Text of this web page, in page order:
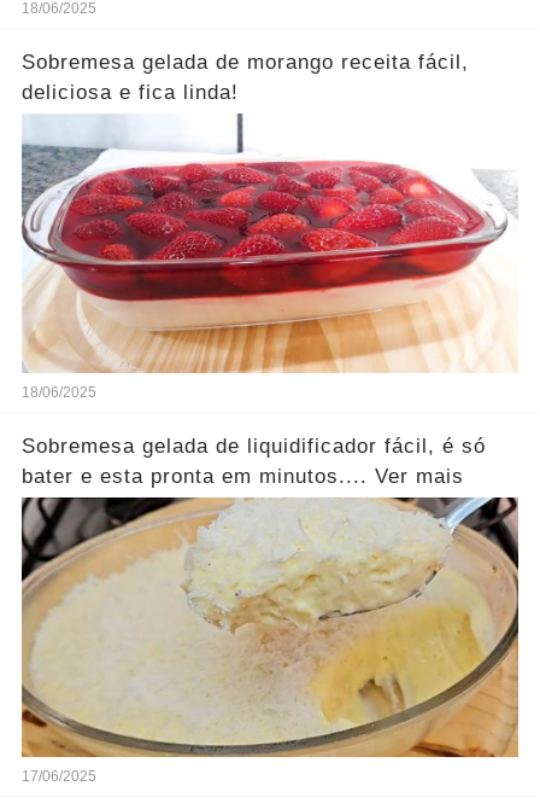
18/06/2025
Sobremesa gelada de morango receita fácil,
deliciosa e fica linda!
18/06/2025
Sobremesa gelada de liquidificador fácil, é só
bater e esta pronta em minutos.... Ver mais
17/06/2025